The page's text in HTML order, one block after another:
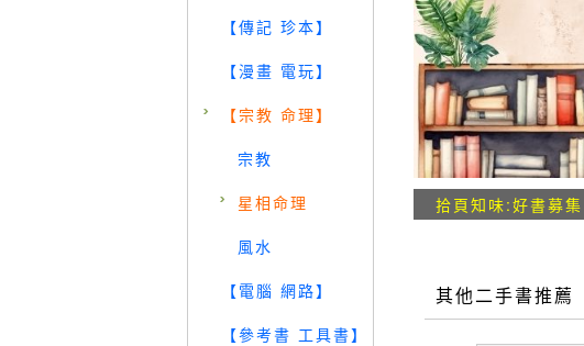
【傳記 珍本】
【漫畫 電玩】
【宗教 命理】
宗教
星相命理
風水
【電腦 網路】
【參考書 工具書】
拾頁知味:好書募集
其他二手書推薦